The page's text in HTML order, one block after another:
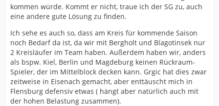
kommen würde. Kommt er nicht, traue ich der SG zu, auch
eine andere gute Lösung zu finden.
Ich sehe es auch so, dass am Kreis für kommende Saison
noch Bedarf da ist, da wir mit Bergholt und Blagotinsek nur
2 Kreisläufer im Team haben. Außerdem haben wir, anders
als bspw. Kiel, Berlin und Magdeburg keinen Rückraum-
Spieler, der im Mittelblock decken kann. Grgic hat dies zwar
zeitweise in Eisenach gemacht, aber enttäuscht mich in
Flensburg defensiv etwas ( hängt aber natürlich auch mit
der hohen Belastung zusammen).